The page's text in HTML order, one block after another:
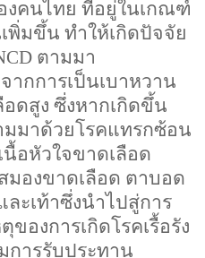
คนไทย ที่อยู่ในเกณฑ์
พิ่มขึ้น ทำให้เกิดปัจจัย
ตามมา
ากการเป็นเบาหวาน
ดสูง ซึ่งหากเกิดขึ้น
มมาด้วยโรคแทรกซ้อน
อหัวใจขาดเลือด
องขาดเลือด ตาบอด
ละเท้าซึ่งนำไปสู่การ
องการเกิดโรคเรื้อรัง
การรับประทาน